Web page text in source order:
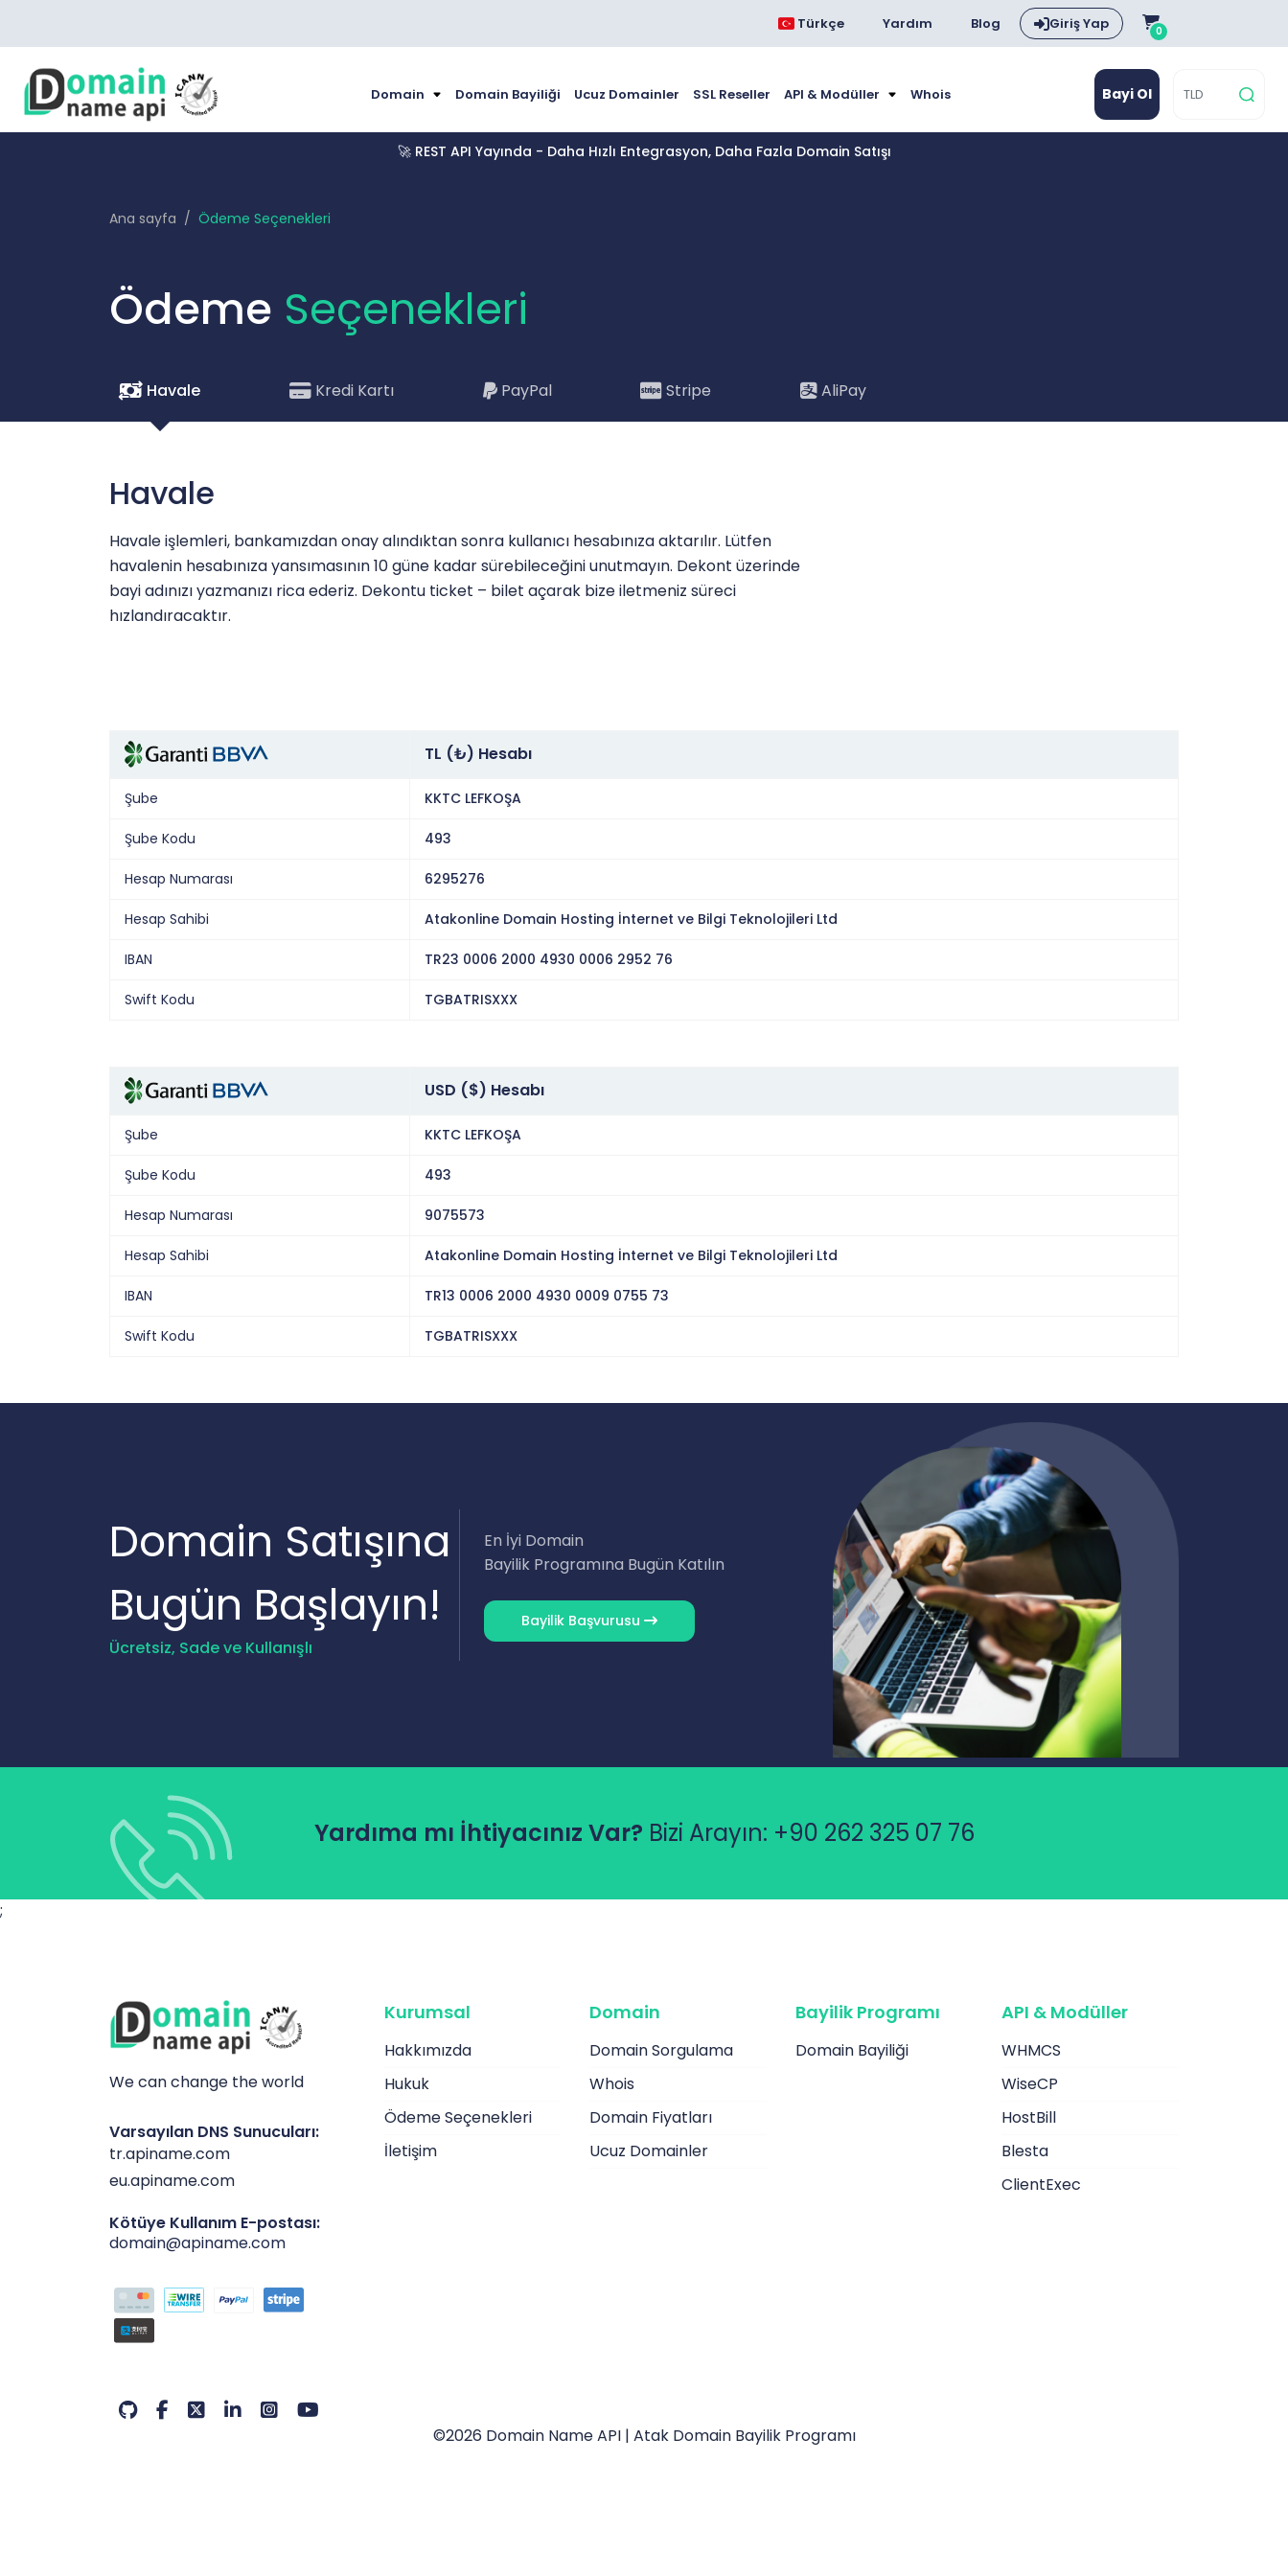
Türkçe Yardım Blog Giriş Yap 0
Domain Domain Bayiliği Ucuz Domainler SSL Reseller API & Modüller Whois Bayi Ol
🚀 REST API Yayında - Daha Hızlı Entegrasyon, Daha Fazla Domain Satışı
Ana sayfa Ödeme Seçenekleri
Ödeme Seçenekleri
Havale Kredi Kartı PayPal Stripe AliPay
Havale
Havale işlemleri, bankamızdan onay alındıktan sonra kullanıcı hesabınıza aktarılır. Lütfen
havalenin hesabınıza yansımasının 10 güne kadar sürebileceğini unutmayın. Dekont üzerinde
bayi adınızı yazmanızı rica ederiz. Dekontu ticket – bilet açarak bize iletmeniz süreci
hızlandıracaktır.
TL (₺) Hesabı
Şube KKTC LEFKOŞA
Şube Kodu 493
Hesap Numarası 6295276
Hesap Sahibi Atakonline Domain Hosting İnternet ve Bilgi Teknolojileri Ltd
IBAN TR23 0006 2000 4930 0006 2952 76
Swift Kodu TGBATRISXXX
USD ($) Hesabı
Şube KKTC LEFKOŞA
Şube Kodu 493
Hesap Numarası 9075573
Hesap Sahibi Atakonline Domain Hosting İnternet ve Bilgi Teknolojileri Ltd
IBAN TR13 0006 2000 4930 0009 0755 73
Swift Kodu TGBATRISXXX
Domain Satışına
Bugün Başlayın!
Ücretsiz, Sade ve Kullanışlı
En İyi Domain
Bayilik Programına Bugün Katılın
Bayilik Başvurusu
Yardıma mı İhtiyacınız Var? Bizi Arayın: +90 262 325 07 76
;
We can change the world
Varsayılan DNS Sunucuları:
tr.apiname.com
eu.apiname.com
Kötüye Kullanım E-postası:
domain@apiname.com
Kurumsal
Hakkımızda
Hukuk
Ödeme Seçenekleri
İletişim
Domain
Domain Sorgulama
Whois
Domain Fiyatları
Ucuz Domainler
Bayilik Programı
Domain Bayiliği
API & Modüller
WHMCS
WiseCP
HostBill
Blesta
ClientExec
©2026 Domain Name API | Atak Domain Bayilik Programı